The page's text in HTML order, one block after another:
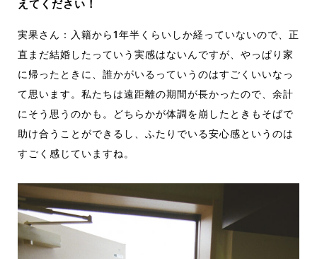
えてください！
実果さん：入籍から1年半くらいしか経っていないので、正
直まだ結婚したっていう実感はないんですが、やっぱり家
に帰ったときに、誰かがいるっていうのはすごくいいなっ
て思います。私たちは遠距離の期間が長かったので、余計
にそう思うのかも。どちらかが体調を崩したときもそばで
助け合うことができるし、ふたりでいる安心感というのは
すごく感じていますね。